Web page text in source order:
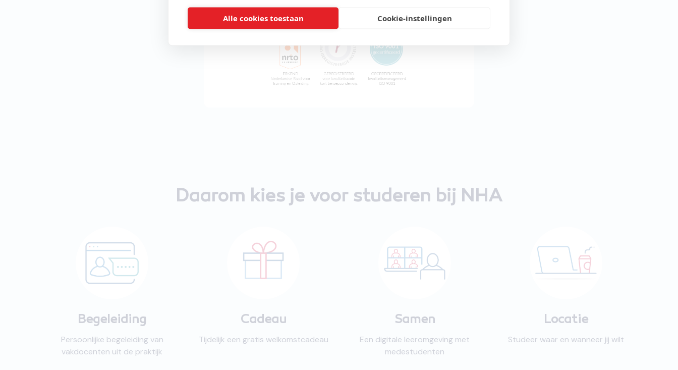
Alle cookies toestaan Cookie-instellingen
Erkende kwaliteit
Daarom kies je voor studeren bij NHA
Begeleiding
Persoonlijke begeleiding van
vakdocenten uit de praktijk
Cadeau
Tijdelijk een gratis welkomstcadeau
Samen
Een digitale leeromgeving met
medestudenten
Locatie
Studeer waar en wanneer jij wilt